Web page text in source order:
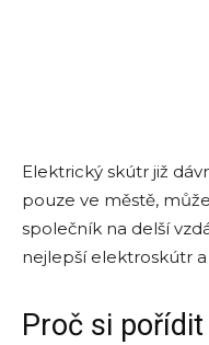
Elektrický skútr již
pouze ve městě,
společník na delší
nejlepší elektroskútr
Proč si